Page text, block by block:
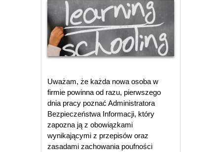
Uważam, że każda nowa osoba w
firmie powinna od razu, pierwszego
dnia pracy poznać Administratora
Bezpieczeństwa Informacji, który
zapozna ją z obowiązkami
wynikającymi z przepisów oraz
zasadami zachowania poufności